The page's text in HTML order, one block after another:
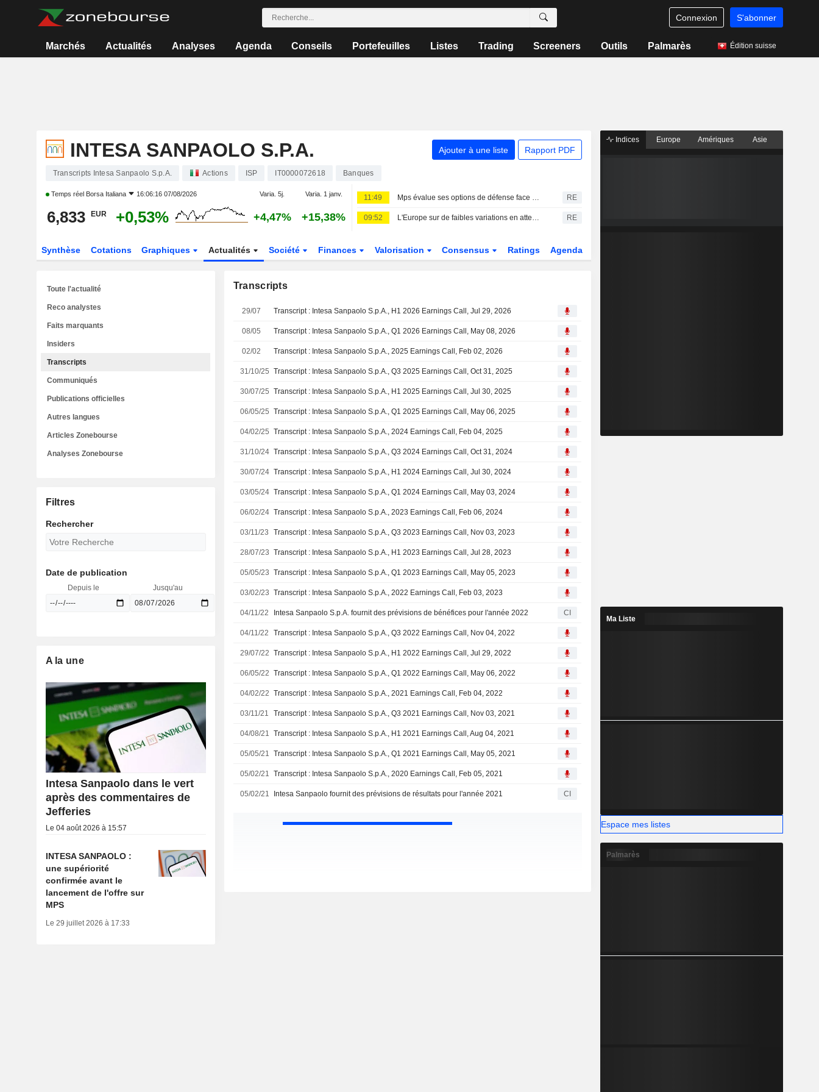
Connexion S'abonner
Marchés Actualités Analyses Agenda Conseils Portefeuilles Listes Trading Screeners Outils Palmarès Édition suisse
INTESA SANPAOLO S.P.A. Ajouter à une liste Rapport PDF
Transcripts Intesa Sanpaolo S.p.A. Actions ISP IT0000072618 Banques
Temps réel Borsa Italiana 16:06:16 07/08/2026 Varia. 5j. Varia. 1 janv.
6,833 EUR +0,53% +4,47% +15,38%
11:49 Mps évalue ses options de défense face à l'offre d'Intesa après des résultats supérieurs aux attentes RE
09:52 L'Europe sur de faibles variations en attendant l'emploi américain RE
Synthèse Cotations Graphiques Actualités Société Finances Valorisation Consensus Ratings Agenda
Transcripts
29/07 Transcript : Intesa Sanpaolo S.p.A., H1 2026 Earnings Call, Jul 29, 2026
08/05 Transcript : Intesa Sanpaolo S.p.A., Q1 2026 Earnings Call, May 08, 2026
02/02 Transcript : Intesa Sanpaolo S.p.A., 2025 Earnings Call, Feb 02, 2026
31/10/25 Transcript : Intesa Sanpaolo S.p.A., Q3 2025 Earnings Call, Oct 31, 2025
30/07/25 Transcript : Intesa Sanpaolo S.p.A., H1 2025 Earnings Call, Jul 30, 2025
06/05/25 Transcript : Intesa Sanpaolo S.p.A., Q1 2025 Earnings Call, May 06, 2025
04/02/25 Transcript : Intesa Sanpaolo S.p.A., 2024 Earnings Call, Feb 04, 2025
31/10/24 Transcript : Intesa Sanpaolo S.p.A., Q3 2024 Earnings Call, Oct 31, 2024
30/07/24 Transcript : Intesa Sanpaolo S.p.A., H1 2024 Earnings Call, Jul 30, 2024
03/05/24 Transcript : Intesa Sanpaolo S.p.A., Q1 2024 Earnings Call, May 03, 2024
06/02/24 Transcript : Intesa Sanpaolo S.p.A., 2023 Earnings Call, Feb 06, 2024
03/11/23 Transcript : Intesa Sanpaolo S.p.A., Q3 2023 Earnings Call, Nov 03, 2023
28/07/23 Transcript : Intesa Sanpaolo S.p.A., H1 2023 Earnings Call, Jul 28, 2023
05/05/23 Transcript : Intesa Sanpaolo S.p.A., Q1 2023 Earnings Call, May 05, 2023
03/02/23 Transcript : Intesa Sanpaolo S.p.A., 2022 Earnings Call, Feb 03, 2023
04/11/22 Intesa Sanpaolo S.p.A. fournit des prévisions de bénéfices pour l'année 2022 CI
04/11/22 Transcript : Intesa Sanpaolo S.p.A., Q3 2022 Earnings Call, Nov 04, 2022
29/07/22 Transcript : Intesa Sanpaolo S.p.A., H1 2022 Earnings Call, Jul 29, 2022
06/05/22 Transcript : Intesa Sanpaolo S.p.A., Q1 2022 Earnings Call, May 06, 2022
04/02/22 Transcript : Intesa Sanpaolo S.p.A., 2021 Earnings Call, Feb 04, 2022
03/11/21 Transcript : Intesa Sanpaolo S.p.A., Q3 2021 Earnings Call, Nov 03, 2021
04/08/21 Transcript : Intesa Sanpaolo S.p.A., H1 2021 Earnings Call, Aug 04, 2021
05/05/21 Transcript : Intesa Sanpaolo S.p.A., Q1 2021 Earnings Call, May 05, 2021
05/02/21 Transcript : Intesa Sanpaolo S.p.A., 2020 Earnings Call, Feb 05, 2021
05/02/21 Intesa Sanpaolo fournit des prévisions de résultats pour l'année 2021 CI
Toute l'actualité
Reco analystes
Faits marquants
Insiders
Transcripts
Communiqués
Publications officielles
Autres langues
Articles Zonebourse
Analyses Zonebourse
Filtres
Rechercher
Date de publication
Depuis le Jusqu'au
A la une
Intesa Sanpaolo dans le vert
après des commentaires de
Jefferies
Le 04 août 2026 à 15:57
INTESA SANPAOLO :
une supériorité
confirmée avant le
lancement de l'offre sur
MPS
Le 29 juillet 2026 à 17:33
Indices Europe Amériques Asie
Ma Liste
Espace mes listes
Palmarès